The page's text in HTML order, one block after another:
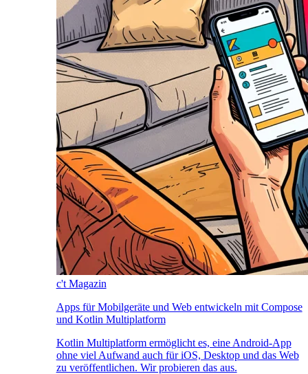
c't Magazin
Apps für Mobilgeräte und Web entwickeln mit Compose
und Kotlin Multiplatform
Kotlin Multiplatform ermöglicht es, eine Android-App
ohne viel Aufwand auch für iOS, Desktop und das Web
zu veröffentlichen. Wir probieren das aus.